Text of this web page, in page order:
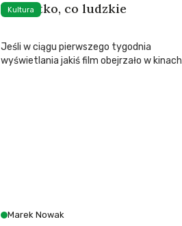
Wszystko, co ludzkie
Jeśli w ciągu pierwszego tygodnia
wyświetlania jakiś film obejrzało w kinach
Marek Nowak
Kultura